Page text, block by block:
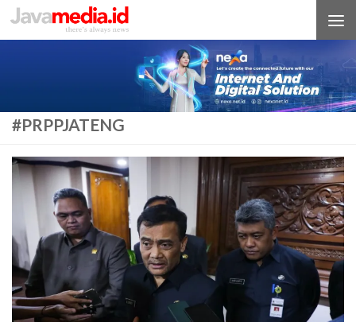
Skip to content
#PRPPJATENG